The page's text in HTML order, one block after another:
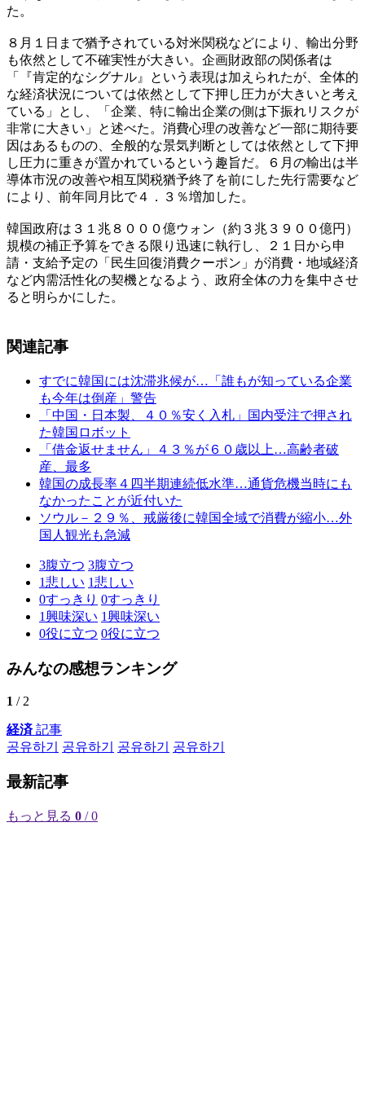
た。
８月１日まで猶予されている対米関税などにより、輸出分野
も依然として不確実性が大きい。企画財政部の関係者は
「『肯定的なシグナル』という表現は加えられたが、全体的
な経済状況については依然として下押し圧力が大きいと考え
ている」とし、「企業、特に輸出企業の側は下振れリスクが
非常に大きい」と述べた。消費心理の改善など一部に期待要
因はあるものの、全般的な景気判断としては依然として下押
し圧力に重きが置かれているという趣旨だ。６月の輸出は半
導体市況の改善や相互関税猶予終了を前にした先行需要など
により、前年同月比で４．３％増加した。
韓国政府は３１兆８０００億ウォン（約３兆３９００億円）
規模の補正予算をできる限り迅速に執行し、２１日から申
請・支給予定の「民生回復消費クーポン」が消費・地域経済
など内需活性化の契機となるよう、政府全体の力を集中させ
ると明らかにした。
関連記事
すでに韓国には沈滞兆候が…「誰もが知っている企業
も今年は倒産」警告
「中国・日本製、４０％安く入札」国内受注で押され
た韓国ロボット
「借金返せません」４３％が６０歳以上…高齢者破
産、最多
韓国の成長率４四半期連続低水準…通貨危機当時にも
なかったことが近付いた
ソウル－２９％、戒厳後に韓国全域で消費が縮小…外
国人観光も急減
3腹立つ 3腹立つ
1悲しい 1悲しい
0すっきり 0すっきり
1興味深い 1興味深い
0役に立つ 0役に立つ
みんなの感想ランキング
1 / 2
経済記事
공유하기
공유하기 공유하기 공유하기
最新記事
もっと見る 0 / 0